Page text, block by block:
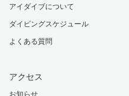
アイダイブについて
ダイビングスケジュール
よくある質問
アクセス
お知らせ